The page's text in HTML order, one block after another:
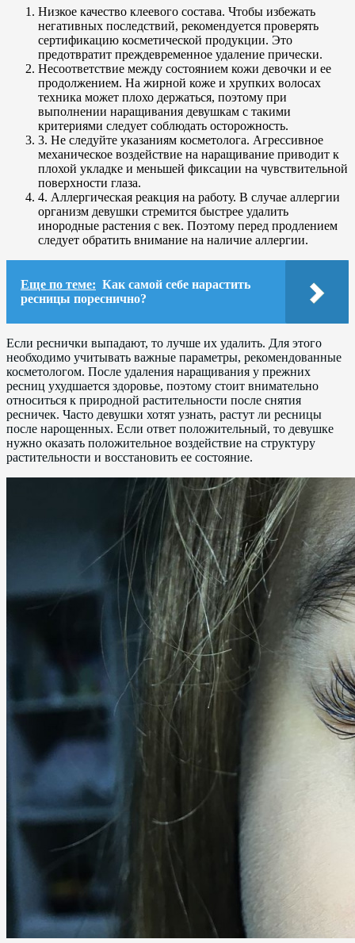
Низкое качество клеевого состава. Чтобы избежать
негативных последствий, рекомендуется проверять
сертификацию косметической продукции. Это
предотвратит преждевременное удаление прически.
Несоответствие между состоянием кожи девочки и ее
продолжением. На жирной коже и хрупких волосах
техника может плохо держаться, поэтому при
выполнении наращивания девушкам с такими
критериями следует соблюдать осторожность.
3. Не следуйте указаниям косметолога. Агрессивное
механическое воздействие на наращивание приводит к
плохой укладке и меньшей фиксации на чувствительной
поверхности глаза.
4. Аллергическая реакция на работу. В случае аллергии
организм девушки стремится быстрее удалить
инородные растения с век. Поэтому перед продлением
следует обратить внимание на наличие аллергии.
Еще по теме: Как самой себе нарастить
ресницы пореснично?
Если реснички выпадают, то лучше их удалить. Для этого
необходимо учитывать важные параметры, рекомендованные
косметологом. После удаления наращивания у прежних
ресниц ухудшается здоровье, поэтому стоит внимательно
относиться к природной растительности после снятия
ресничек. Часто девушки хотят узнать, растут ли ресницы
после нарощенных. Если ответ положительный, то девушке
нужно оказать положительное воздействие на структуру
растительности и восстановить ее состояние.